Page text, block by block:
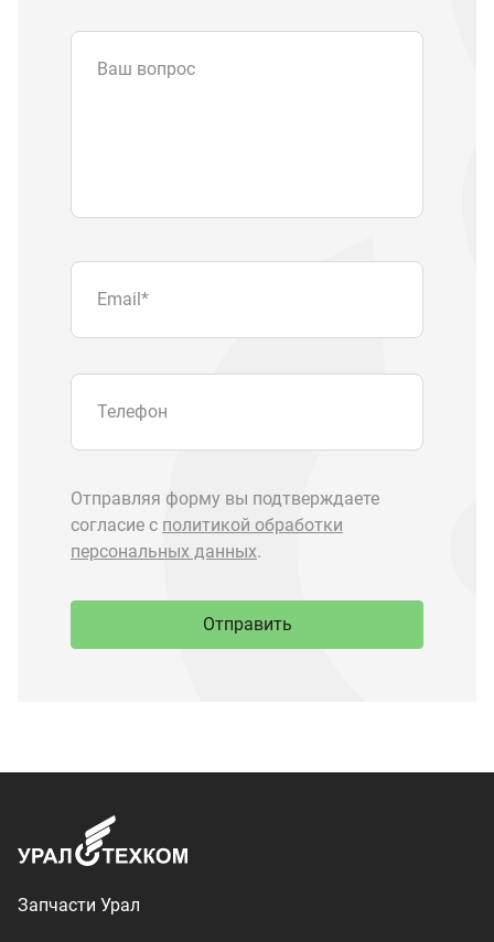
Ваш вопрос
Запчасти Урал
Запчасти Камаз
Спецпредложения
Доставка и оплата
utkm@mail.ru